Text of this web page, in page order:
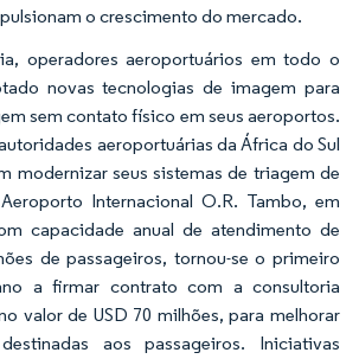
o crescimento do mercado.
operadores aeroportuários em todo o
novas tecnologias de imagem para
sem contato físico em seus aeroportos.
aeroportuárias da África do Sul
modernizar seus sistemas de triagem de
Internacional O.R. Tambo, em
capacidade anual de atendimento de
de passageiros, tornou-se o primeiro
a firmar contrato com a consultoria
valor de USD 70 milhões, para melhorar
aos passageiros. Iniciativas